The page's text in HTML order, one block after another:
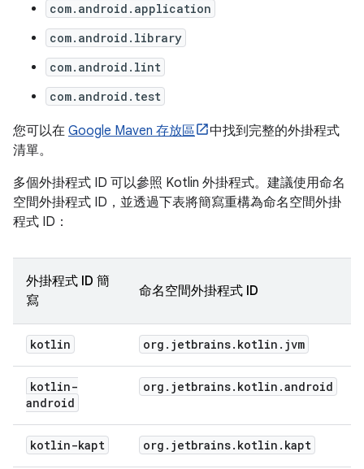
com.android.application
com.android.library
com.android.lint
com.android.test
您可以在 Google Maven 存放區
中找到完整的外掛程式
清單。
多個外掛程式 ID 可以參照 Kotlin 外掛程式。建議使用命名
空間外掛程式 ID，並透過下表將簡寫重構為命名空間外掛
程式 ID：
外掛程式 ID 簡
寫
命名空間外掛程式 ID
kotlin org . jetbrains. kotlin . jvm
kotlin-
android
org . jetbrains. kotlin .android
kotlin-kapt org . jetbrains. kotlin . kapt